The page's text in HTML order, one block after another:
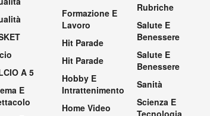
A 5
E
Formazione E
Lavoro
Hit Parade
Hit Parade
Hobby E
Intrattenimento
Home Video
Rubriche
Salute E
Benessere
Salute E
Benessere
Sanità
Scienza E